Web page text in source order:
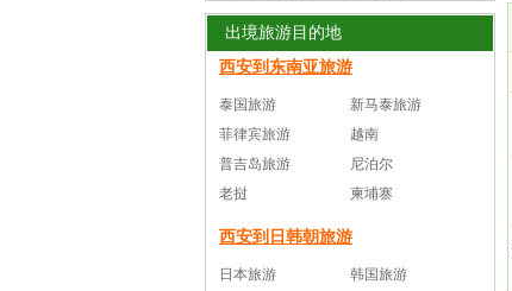
出境旅游目的地
西安到东南亚旅游
泰国旅游
新马泰旅游
菲律宾旅游
越南
普吉岛旅游
尼泊尔
老挝
柬埔寨
西安到日韩朝旅游
日本旅游
韩国旅游